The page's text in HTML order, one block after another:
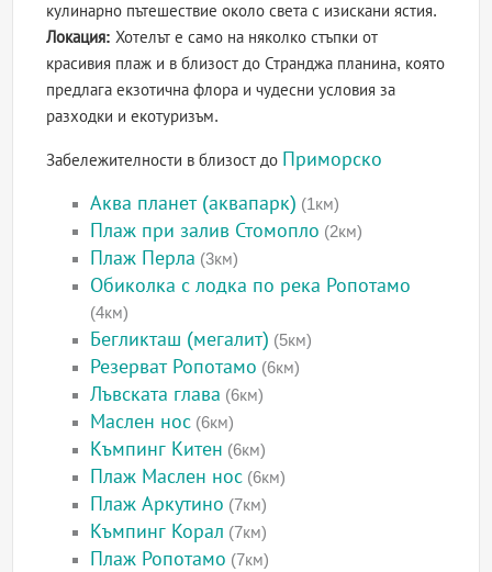
кулинарно пътешествие около света с изискани ястия.
Локация: Хотелът е само на няколко стъпки от
красивия плаж и в близост до Странджа планина, която
предлага екзотична флора и чудесни условия за
разходки и екотуризъм.
Забележителности в близост до Приморско
Аква планет (аквапарк) (1км)
Плаж при залив Стомопло (2км)
Плаж Перла (3км)
Обиколка с лодка по река Ропотамо
(4км)
Бегликташ (мегалит) (5км)
Резерват Ропотамо (6км)
Лъвската глава (6км)
Маслен нос (6км)
Къмпинг Китен (6км)
Плаж Маслен нос (6км)
Плаж Аркутино (7км)
Къмпинг Корал (7км)
Плаж Ропотамо (7км)